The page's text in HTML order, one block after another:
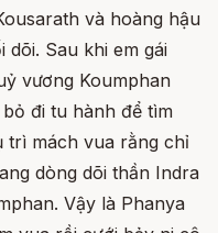
và hoàng hậu
Sau khi em gái
vương Koumphan
đi tu hành để tìm
trì mách vua rằng chỉ
dòng dõi thần Indra
Vậy là Phanya